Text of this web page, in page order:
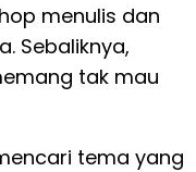
menulis dan
Sebaliknya,
tak mau
tema yang